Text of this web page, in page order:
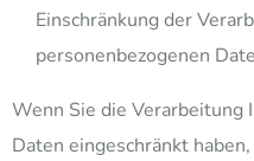
Einschränkung der
personenbezogenen
Wenn Sie die Verarbeitung
Daten eingeschränkt